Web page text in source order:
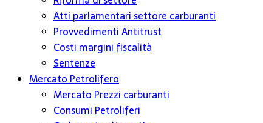
Atti parlamentari settore carburanti
Provvedimenti Antitrust
Costi margini fiscalità
Sentenze
Mercato Petrolifero
Mercato Prezzi carburanti
Consumi Petroliferi